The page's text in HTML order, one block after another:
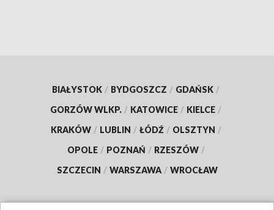
BIAŁYSTOK / BYDGOSZCZ / GDAŃSK /
GORZÓW WLKP. / KATOWICE / KIELCE /
KRAKÓW / LUBLIN / ŁÓDŹ / OLSZTYN /
OPOLE / POZNAŃ / RZESZÓW /
SZCZECIN / WARSZAWA / WROCŁAW